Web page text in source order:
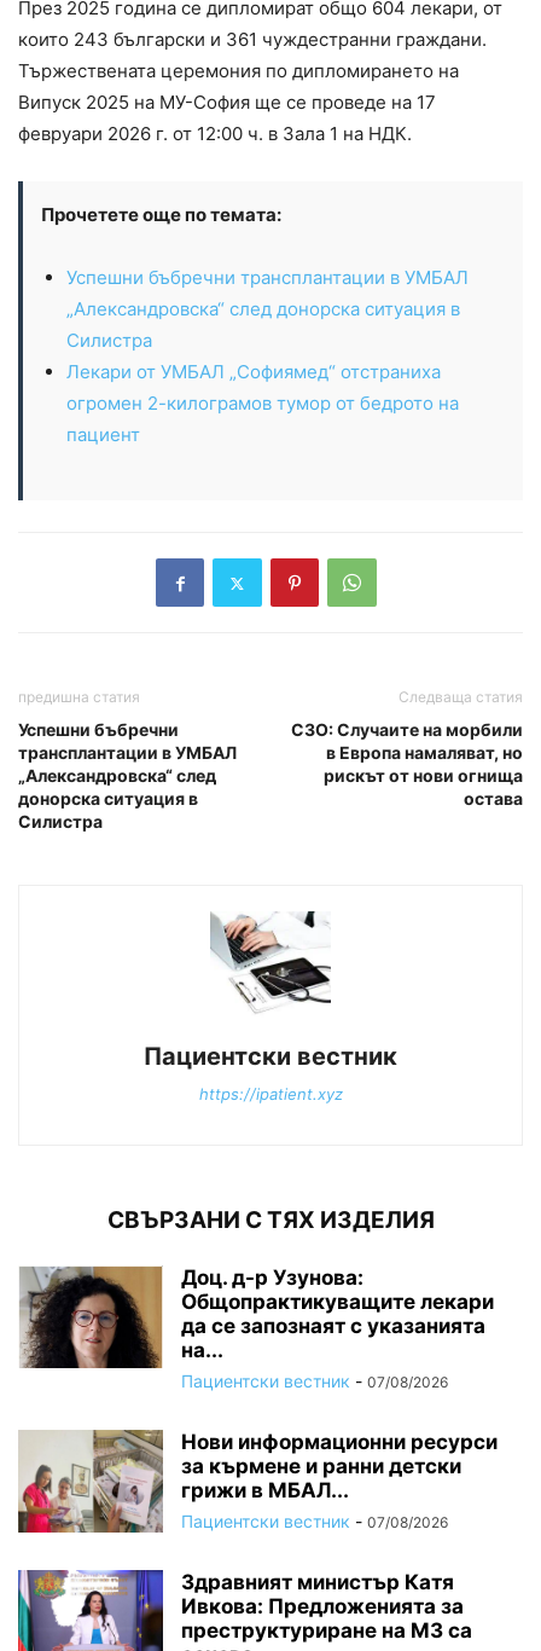
През 2025 година се дипломират общо 604 лекари, от
които 243 български и 361 чуждестранни граждани.
Тържествената церемония по дипломирането на
Випуск 2025 на МУ-София ще се проведе на 17
февруари 2026 г. от 12:00 ч. в Зала 1 на НДК.
Прочетете още по темата:
Успешни бъбречни трансплантации в УМБАЛ
„Александровска“ след донорска ситуация в
Силистра
Лекари от УМБАЛ „Софиямед“ отстраниха
огромен 2-килограмов тумор от бедрото на
пациент
предишна статия
Успешни бъбречни
трансплантации в УМБАЛ
„Александровска“ след
донорска ситуация в
Силистра
Следваща статия
СЗО: Случаите на морбили
в Европа намаляват, но
рискът от нови огнища
остава
Пациентски вестник
https://ipatient.xyz
СВЪРЗАНИ С ТЯХ ИЗДЕЛИЯ
Доц. д-р Узунова:
Общопрактикуващите лекари
да се запознаят с указанията
на...
Пациентски вестник - 07/08/2026
Нови информационни ресурси
за кърмене и ранни детски
грижи в МБАЛ...
Пациентски вестник - 07/08/2026
Здравният министър Катя
Ивкова: Предложенията за
преструктуриране на МЗ са